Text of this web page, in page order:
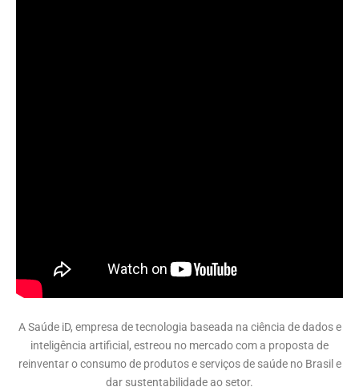
A Saúde iD, empresa de tecnologia baseada na ciência de dados e
inteligência artificial, estreou no mercado com a proposta de
reinventar o consumo de produtos e serviços de saúde no Brasil e
dar sustentabilidade ao setor.